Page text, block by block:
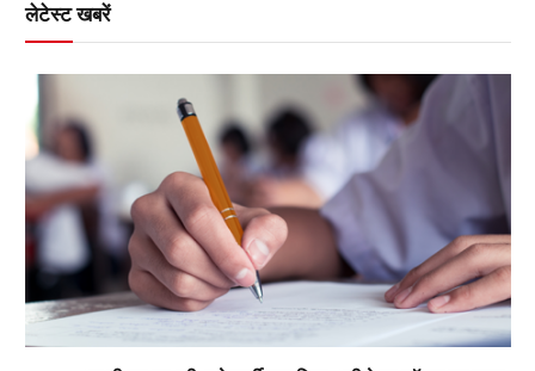
लेटेस्ट खबरें